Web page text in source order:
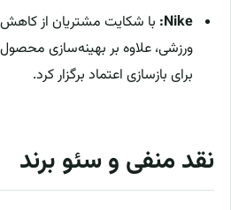
Nike: با شکایت مشتریان از
ورزشی، علاوه بر بهینه‌سازی
برای بازسازی اعتماد برگزار کرد.
نقد منفی و سئو برند